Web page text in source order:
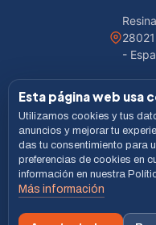
-
© 2026 Sofycon ·
Aviso legal
Esta página web usa
Utilizamos cookies y tus
anuncios y mejorar tu
das tu consentimiento para
preferencias de cookies en
información en nuestra
Más información